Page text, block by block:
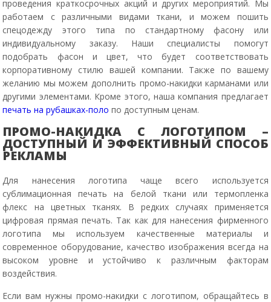
проведения краткосрочных акций и других мероприятий. Мы
работаем с различными видами ткани, и можем пошить
спецодежду этого типа по стандартному фасону или
индивидуальному заказу. Наши специалисты помогут
подобрать фасон и цвет, что будет соответствовать
корпоративному стилю вашей компании. Также по вашему
желанию мы можем дополнить промо-накидки карманами или
другими элементами. Кроме этого, наша компания предлагает
печать на рубашках-поло по доступным ценам.
ПРОМО-НАКИДКА С ЛОГОТИПОМ –
ДОСТУПНЫЙ И ЭФФЕКТИВНЫЙ СПОСОБ
РЕКЛАМЫ
Для нанесения логотипа чаще всего используется
сублимационная печать на белой ткани или термопленка
флекс на цветных тканях. В редких случаях применяется
цифровая прямая печать. Так как для нанесения фирменного
логотипа мы используем качественные материалы и
современное оборудование, качество изображения всегда на
высоком уровне и устойчиво к различным факторам
воздействия.
Если вам нужны промо-накидки с логотипом, обращайтесь в